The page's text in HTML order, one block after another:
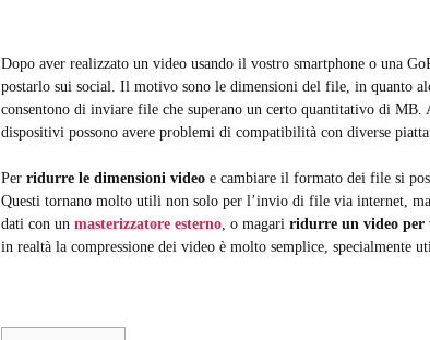
Dopo aver realizzato un video usando il vostro smartphone o una
postarlo sui social. Il motivo sono le dimensioni del file, in quanto
consentono di inviare file che superano un certo quantitativo di
dispositivi possono avere problemi di compatibilità con diverse
Perridurre le dimensioni videoe cambiare il formato dei file si
Questi tornano molto utili non solo per l’invio di file via internet,
dati con unmasterizzatore esterno, o magariridurre un video per
in realtà la compressione dei video è molto semplice,